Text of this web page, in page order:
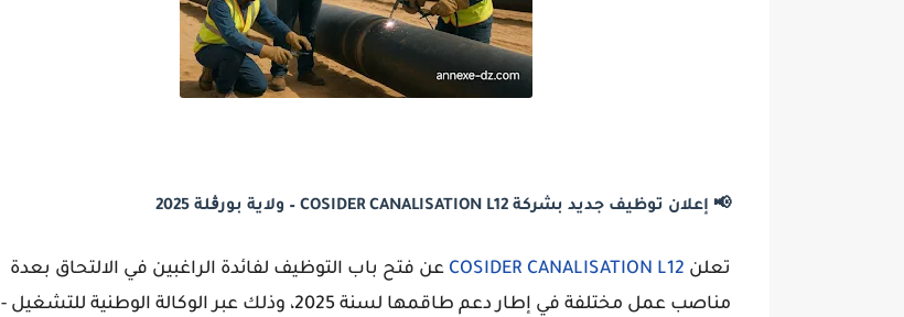
📢 إعلان توظيف جديد بشركة COSIDER CANALISATION L12 – ولاية بورڨلة 2025
تعلن COSIDER CANALISATION L12 عن فتح باب التوظيف لفائدة الراغبين في الالتحاق بعدة
مناصب عمل مختلفة في إطار دعم طاقمها لسنة 2025، وذلك عبرالوكالة الوطنية للتشغيل -